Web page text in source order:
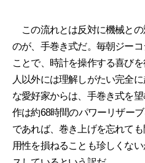
この流れとは反対に機械との
のが、手巻き式だ。毎朝ジー
ことで、時計を操作する喜び
人以外には理解しがたい完全
な愛好家からは、手巻き式を
作は約68時間のパワーリザー
であれば、巻き上げを忘れて
用性を損ねることも珍しくな